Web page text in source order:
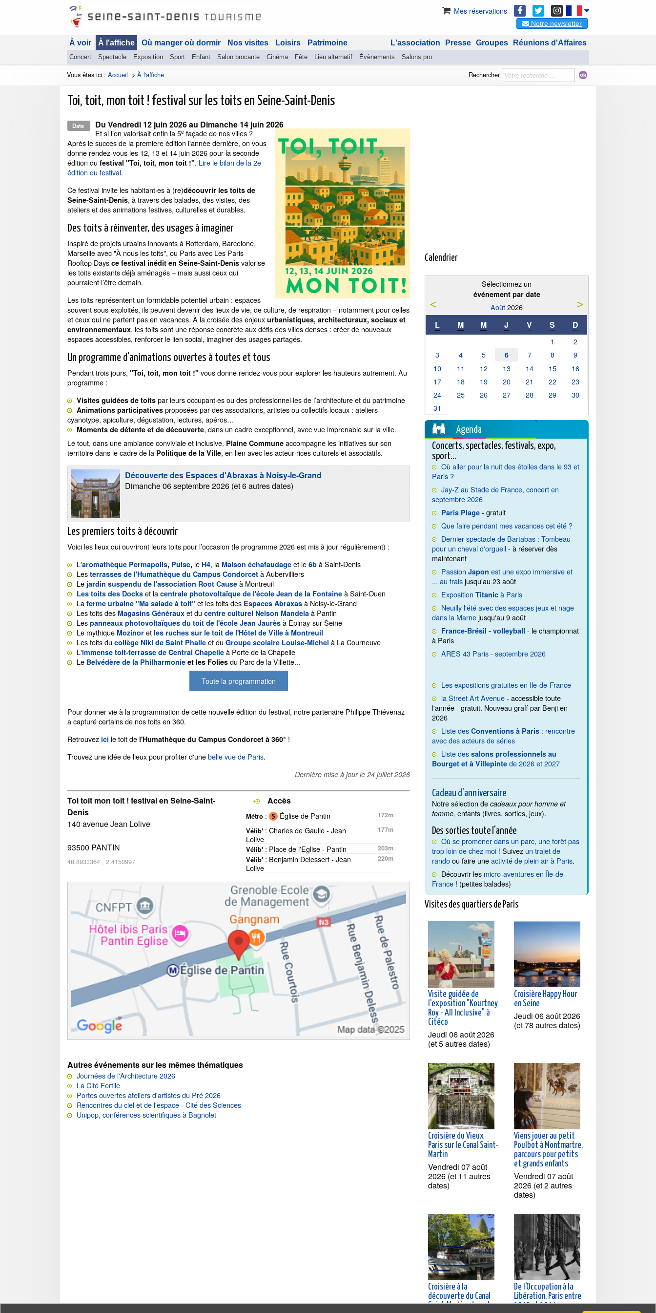
Mes réservations
Notre newsletter
À voir À l'affiche
Concert Spectacle Exposition Sport Enfant Salon brocante Cinéma Fête Lieu alternatif Évènements Salons pro
Où manger où dormir Nos visites Loisirs Patrimoine Réunions d'Affaires
Groupes
Presse
L'association
Vous êtes ici : Accueil > À l'affiche Rechercher
Toi, toit, mon toit ! festival sur les toits en Seine-Saint-Denis
Date Du Vendredi 12 juin 2026au Dimanche 14 juin 2026
Et si l’on valorisait enfin la 5e façade de nos villes ?
Après le succès de la première édition l'année dernière, on vous
donne rendez-vous les 12, 13 et 14 juin 2026 pour la seconde
édition du festival "Toi, toit, mon toit !". Lire le bilan de la 2e
édition du festival.
Ce festival invite les habitant·es à (re)découvrir les toits de
Seine-Saint-Denis, à travers des balades, des visites, des
ateliers et des animations festives, culturelles et durables.
Des toits à réinventer, des usages à imaginer
Inspiré de projets urbains innovants à Rotterdam, Barcelone,
Marseille avec "À nous les toits", ou Paris avec Les Paris
Rooftop Days ce festival inédit en Seine-Saint-Denis valorise
les toits existants déjà aménagés – mais aussi ceux qui
pourraient l’être demain.
Les toits représentent un formidable potentiel urbain : espaces
souvent sous-exploités, ils peuvent devenir des lieux de vie, de culture, de respiration – notamment pour celles
et ceux qui ne partent pas en vacances. À la croisée des enjeux urbanistiques, architecturaux, sociaux et
environnementaux, les toits sont une réponse concrète aux défis des villes denses : créer de nouveaux
espaces accessibles, renforcer le lien social, imaginer des usages partagés.
Un programme d’animations ouvertes à toutes et tous
Pendant trois jours, "Toi, toit, mon toit !" vous donne rendez-vous pour explorer les hauteurs autrement. Au
programme :
Visites guidées de toits par leurs occupant·es ou des professionnel·les de l’architecture et du patrimoine
Animations participatives proposées par des associations, artistes ou collectifs locaux : ateliers
cyanotype, apiculture, dégustation, lectures, apéros…
Moments de détente et de découverte, dans un cadre exceptionnel, avec vue imprenable sur la ville.
Le tout, dans une ambiance conviviale et inclusive. Plaine Commune accompagne les initiatives sur son
territoire dans le cadre de la Politique de la Ville, en lien avec les acteur·rices culturels et associatifs.
Découverte des Espaces d'Abraxas à Noisy-le-Grand
Dimanche 06 septembre 2026 (et 6 autres dates)
Les premiers toits à découvrir
Voici les lieux qui ouvriront leurs toits pour l’occasion (le programme 2026 est mis à jour régulièrement) :
L'aromathèque Permapolis, Pulse, le H4, la Maison échafaudage et le 6b à Saint-Denis
Les terrasses de l'Humathèque du Campus Condorcet à Aubervilliers
Le jardin suspendu de l'association Root Cause à Montreuil
Les toits des Docks et la centrale photovoltaïque de l'école Jean de la Fontaine à Saint-Ouen
La ferme urbaine "Ma salade à toit" et lestoits des Espaces Abraxas à Noisy-le-Grand
Les toits des Magasins Généraux et du centre culturel Nelson Mandela à Pantin
Les panneaux photovoltaïques du toit de l'école Jean Jaurès à Epinay-sur-Seine
Le mythique Mozinor et les ruches sur le toit de l'Hôtel de Ville à Montreuil
Les toits du collège Niki de Saint Phalle et du Groupe scolaire Louise-Michel à La Courneuve
L'immense toit-terrasse de Central Chapelle à Porte de la Chapelle
Le Belvédère de la Philharmonie et les Folies du Parc de la Villette...
Toute la programmation
Pour donner vie à la programmation de cette nouvelle édition du festival, notre partenaire Philippe Thiévenaz
a capturé certains de nos toits en 360.
Retrouvez ici le toit de l'Humathèque du Campus Condorcet à 360° !
Trouvez une idée de lieux pour profiter d'unebelle vue de Paris.
Dernière mise à jour le 24 juillet 2026
Toi toit mon toit ! festival en Seine-Saint-
Denis
140 avenue Jean Lolive
93500 PANTIN
48.8933364 , 2.4150997
Accès
Métro : Église de Pantin
172m
Vélib' : Charles de Gaulle - Jean
Lolive
177m
Vélib' : Place de l'Eglise - Pantin
203m
Vélib' : Benjamin Delessert - Jean
Lolive
220m
Autres événements sur les mêmes thématiques
Journées de l'Architecture 2026
La Cité Fertile
Portes ouvertes ateliers d'artistes du Pré 2026
Rencontres du ciel et de l'espace - Cité des Sciences
Unipop, conférences scientifiques à Bagnolet
Calendrier
Sélectionnez un
événement par date
Août2026
L M M J V S D
1
2
3
4 5 6 7 8
9
10
11 12 13 14 15
16
17
18 19 20 21 22
23
24
25 26 27 28 29
30
31
Agenda
Concerts, spectacles, festivals, expo,
sport...
Où aller pour la nuit des étoiles dans le 93 et
Paris ?
Jay-Z au Stade de France, concert en
septembre 2026
Paris Plage - gratuit
Que faire pendant mes vacances cet été ?
Dernier spectacle de Bartabas : Tombeau
pour un cheval d'orgueil- à réserver dès
maintenant
PassionJapon est une expo immersive et
... au fraisjusqu'au 23 août
ExpositionTitanic à Paris
Neuilly l'été avec des espaces jeux et nage
dans la Marnejusqu'au 9 août
France-Brésil - volleyball - le championnat
à Paris
ARES 43 Paris - septembre 2026
Les expositions gratuites en Ile-de-France
la Street Art Avenue- accessible toute
l'année - gratuit. Nouveau graff par Benji en
2026
Liste desConventions à Paris : rencontre
avec des acteurs de séries
Liste dessalons professionnels au
Bourget et à Villepinte de 2026 et 2027
Cadeau d'anniversaire
Notre sélection decadeaux pour homme et
femme, enfants (livres, sorties, jeux).
Des sorties toute l'année
Où se promener dans un parc, une forêt pas
trop loin de chez moi ! Suivez un trajet de
randoou faire uneactivité de plein air à Paris.
Découvrir les micro-aventures en Île-de-
France ! (petites balades)
Visites des quartiers de Paris
Visite guidée de
l'exposition "Kourtney
Roy - All Inclusive" à
Citéco
Jeudi 06 août 2026
(et 5 autres dates)
Croisière Happy Hour
en Seine
Jeudi 06 août 2026
(et 78 autres dates)
Croisière du Vieux
Paris sur le Canal Saint-
Martin
Vendredi 07 août
2026 (et 11 autres
dates)
Viens jouer au petit
Poulbot à Montmartre,
parcours pour petits
et grands enfants
Vendredi 07 août
2026 (et 2 autres
dates)
Croisière à la
découverte du Canal
Saint-Martin et sur la
De l'Occupation à la
Libération, Paris entre
1940 et 1944